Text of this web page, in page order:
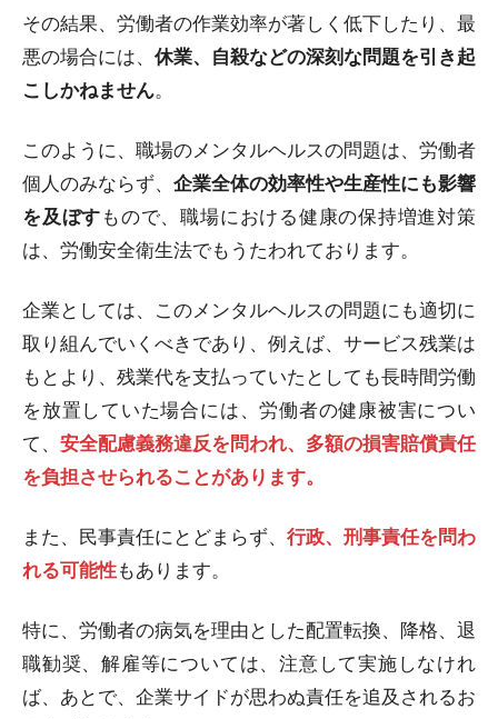
その結果、労働者の作業効率が著しく低下したり、最
悪の場合には、 休業、自殺などの深刻な問題を引き起
こしかねません。
このように、職場のメンタルヘルスの問題は、労働者
個人のみならず、 企業全体の効率性や生産性にも影響
を及ぼす もので、職場における健康の保持増進対策
は、労働安全衛生法でもうたわれております。
企業としては、このメンタルヘルスの問題にも適切に
取り組んでいくべきであり、例えば、サービス残業は
もとより、残業代を支払っていたとしても長時間労働
を放置していた場合には、労働者の健康被害につい
て、 安全配慮義務違反を問われ、多額の損害賠償責任
を負担させられることがあります。
また、民事責任にとどまらず、 行政、刑事責任を問わ
れる可能性もあります。
特に、労働者の病気を理由とした配置転換、降格、退
職勧奨、解雇等については、注意して実施しなけれ
ば、あとで、企業サイドが思わぬ責任を追及されるお